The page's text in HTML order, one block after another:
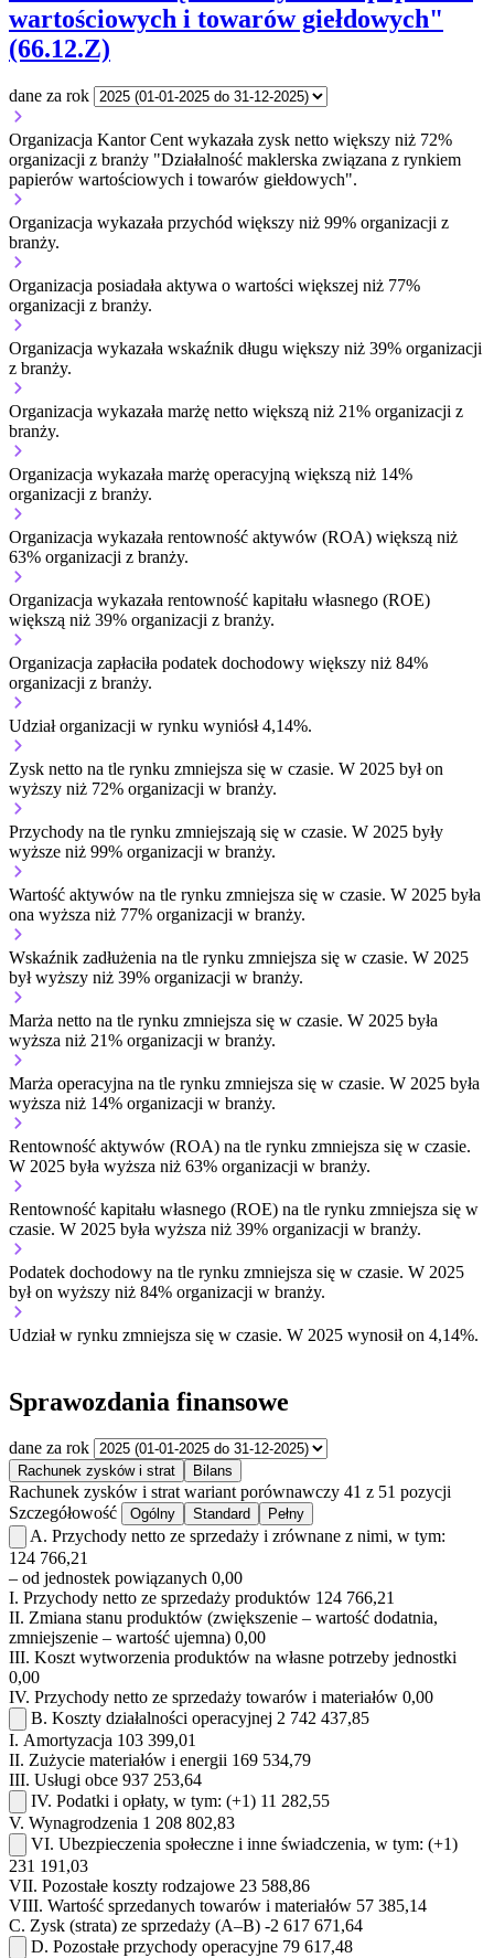
wartościowych i towarów giełdowych"
(66.12.Z)
dane za rok
Organizacja Kantor Cent wykazała zysk netto większy niż 72%
organizacji z branży "Działalność maklerska związana z rynkiem
papierów wartościowych i towarów giełdowych".
Organizacja wykazała przychód większy niż 99% organizacji z
branży.
Organizacja posiadała aktywa o wartości większej niż 77%
organizacji z branży.
Organizacja wykazała wskaźnik długu większy niż 39% organizacji
z branży.
Organizacja wykazała marżę netto większą niż 21% organizacji z
branży.
Organizacja wykazała marżę operacyjną większą niż 14%
organizacji z branży.
Organizacja wykazała rentowność aktywów (ROA) większą niż
63% organizacji z branży.
Organizacja wykazała rentowność kapitału własnego (ROE)
większą niż 39% organizacji z branży.
Organizacja zapłaciła podatek dochodowy większy niż 84%
organizacji z branży.
Udział organizacji w rynku wyniósł 4,14%.
Zysk netto na tle rynku zmniejsza się w czasie. W 2025 był on
wyższy niż 72% organizacji w branży.
Przychody na tle rynku zmniejszają się w czasie. W 2025 były
wyższe niż 99% organizacji w branży.
Wartość aktywów na tle rynku zmniejsza się w czasie. W 2025 była
ona wyższa niż 77% organizacji w branży.
Wskaźnik zadłużenia na tle rynku zmniejsza się w czasie. W 2025
był wyższy niż 39% organizacji w branży.
Marża netto na tle rynku zmniejsza się w czasie. W 2025 była
wyższa niż 21% organizacji w branży.
Marża operacyjna na tle rynku zmniejsza się w czasie. W 2025 była
wyższa niż 14% organizacji w branży.
Rentowność aktywów (ROA) na tle rynku zmniejsza się w czasie.
W 2025 była wyższa niż 63% organizacji w branży.
Rentowność kapitału własnego (ROE) na tle rynku zmniejsza się w
czasie. W 2025 była wyższa niż 39% organizacji w branży.
Podatek dochodowy na tle rynku zmniejsza się w czasie. W 2025
był on wyższy niż 84% organizacji w branży.
Udział w rynku zmniejsza się w czasie. W 2025 wynosił on 4,14%.
Sprawozdania finansowe
dane za rok
Rachunek zysków i strat Bilans
Rachunek zysków i strat wariant porównawczy 41 z 51 pozycji
Szczegółowość
Ogólny Standard Pełny
A. Przychody netto ze sprzedaży i zrównane z nimi, w tym:
124 766,21
– od jednostek powiązanych 0,00
I. Przychody netto ze sprzedaży produktów 124 766,21
II. Zmiana stanu produktów (zwiększenie – wartość dodatnia,
zmniejszenie – wartość ujemna) 0,00
III. Koszt wytworzenia produktów na własne potrzeby jednostki
0,00
IV. Przychody netto ze sprzedaży towarów i materiałów 0,00
B. Koszty działalności operacyjnej 2 742 437,85
I. Amortyzacja 103 399,01
II. Zużycie materiałów i energii 169 534,79
III. Usługi obce 937 253,64
IV. Podatki i opłaty, w tym: (+1) 11 282,55
V. Wynagrodzenia 1 208 802,83
VI. Ubezpieczenia społeczne i inne świadczenia, w tym: (+1)
231 191,03
VII. Pozostałe koszty rodzajowe 23 588,86
VIII. Wartość sprzedanych towarów i materiałów 57 385,14
C. Zysk (strata) ze sprzedaży (A–B) -2 617 671,64
D. Pozostałe przychody operacyjne 79 617,48